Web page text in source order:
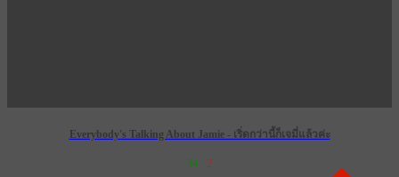
Everybody's Talking About Jamie - เริ่ดกว่านี้ก็เจมี่แล้วค่ะ
34 2